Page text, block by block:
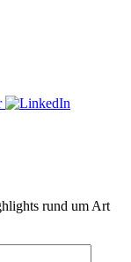
rund um Art